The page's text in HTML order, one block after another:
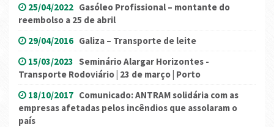
25/04/2022 Gasóleo Profissional – montante do
reembolso a 25 de abril
29/04/2016 Galiza – Transporte de leite
15/03/2023 Seminário Alargar Horizontes -
Transporte Rodoviário | 23 de março | Porto
18/10/2017 Comunicado: ANTRAM solidária com as
empresas afetadas pelos incêndios que assolaram o
país